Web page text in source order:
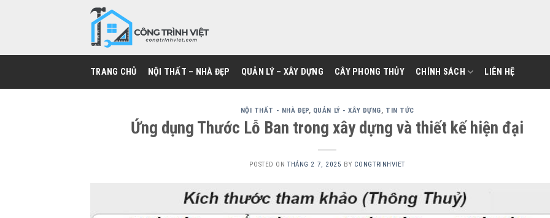
TRANG CHỦ NỘI THẤT – NHÀ ĐẸP QUẢN LÝ – XÂY DỰNG CÂY PHONG THỦY CHÍNH SÁCH LIÊN HỆ
NỘI THẤT - NHÀ ĐẸP, QUẢN LÝ - XÂY DỰNG, TIN TỨC
Ứng dụng Thước Lỗ Ban trong xây dựng và thiết kế hiện đại
POSTED ONTHÁNG 2 7, 2025 BY CONGTRINHVIET